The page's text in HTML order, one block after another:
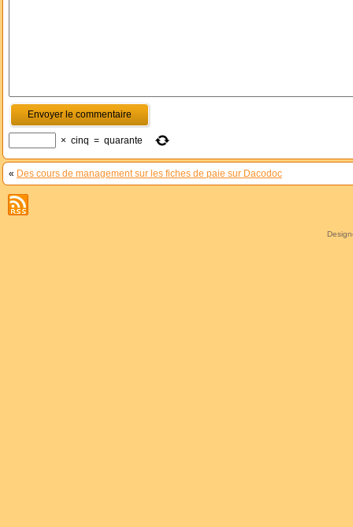
× cinq = quarante
« Des cours de management sur les fiches de paie sur Dacodoc